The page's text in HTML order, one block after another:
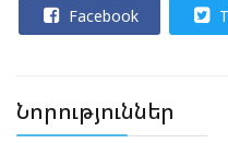
Facebook
Նորություններ